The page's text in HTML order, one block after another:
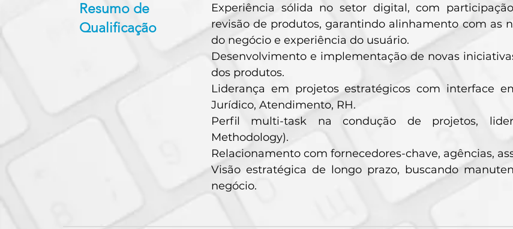
Resumo de
Qualificação
Experiência sólida no setor digital, com
revisão de produtos, garantindo alinhamento com as
do negócio e experiência do usuário.
Desenvolvimento e implementação de novas
dos produtos.
Liderança em projetos estratégicos com interface
Jurídico, Atendimento, RH.
Perfil multi-task na condução de projetos,
Methodology).
Relacionamento com fornecedores-chave, agências,
Visão estratégica de longo prazo, buscando
negócio.